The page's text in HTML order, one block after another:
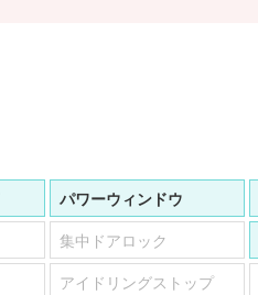
パワーウィンドウ
集中ドアロック
アイドリングストップ